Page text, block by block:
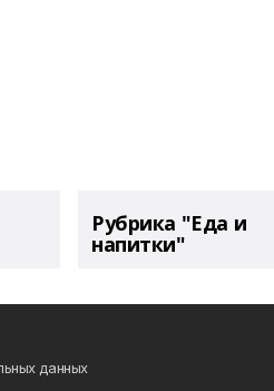
Рубрика "Еда и
напитки"
данных